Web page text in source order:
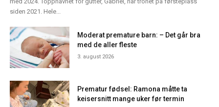
siden 2021. Hele...
Moderat premature barn: – Det går bra
med de aller fleste
3. august 2026
Prematur fødsel: Ramona måtte ta
keisersnitt mange uker før termin